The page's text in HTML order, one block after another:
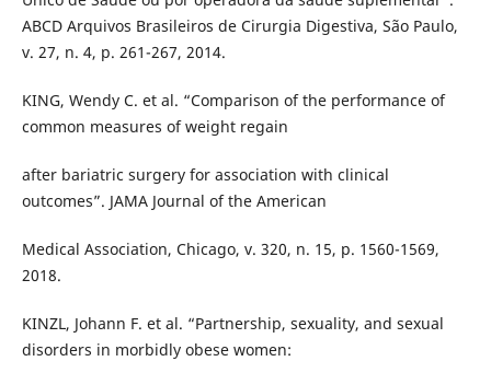
ABCD Arquivos Brasileiros de Cirurgia Digestiva, São Paulo,
v. 27, n. 4, p. 261-267, 2014.
KING, Wendy C. et al. “Comparison of the performance of
common measures of weight regain
after bariatric surgery for association with clinical
outcomes”. JAMA Journal of the American
Medical Association, Chicago, v. 320, n. 15, p. 1560-1569,
2018.
KINZL, Johann F. et al. “Partnership, sexuality, and sexual
disorders in morbidly obese women: